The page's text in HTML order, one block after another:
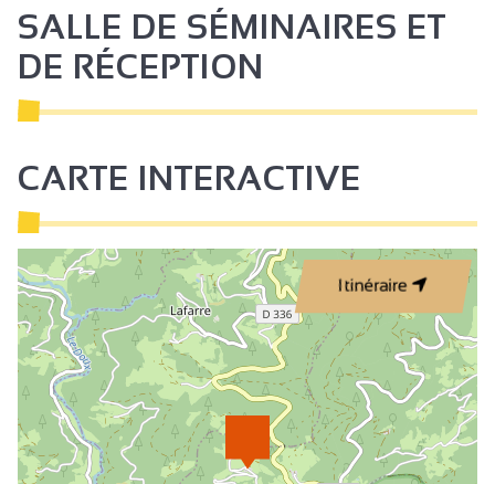
Cheminée / Poêle
Double vitrage
Douche
2 salles de bain (privées)
SALLE DE SÉMINAIRES ET
DE RÉCEPTION
CARTE INTERACTIVE
Itinéraire